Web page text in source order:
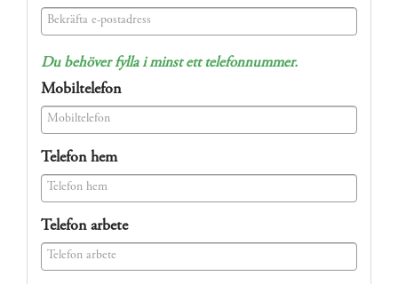
Du behöver fylla i minst ett telefonnummer.
Mobiltelefon
Telefon hem
Telefon arbete